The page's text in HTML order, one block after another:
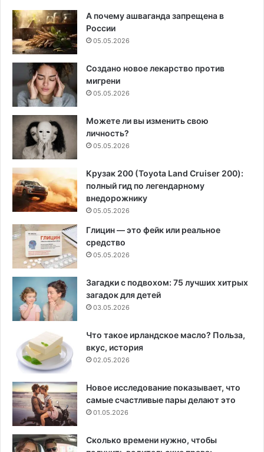
А почему ашваганда запрещена в
России
05.05.2026
Создано новое лекарство против
мигрени
05.05.2026
Можете ли вы изменить свою
личность?
05.05.2026
Крузак 200 (Toyota Land Cruiser 200):
полный гид по легендарному
внедорожнику
05.05.2026
Глицин — это фейк или реальное
средство
05.05.2026
Загадки с подвохом: 75 лучших хитрых
загадок для детей
03.05.2026
Что такое ирландское масло? Польза,
вкус, история
02.05.2026
Новое исследование показывает, что
самые счастливые пары делают это
01.05.2026
Сколько времени нужно, чтобы